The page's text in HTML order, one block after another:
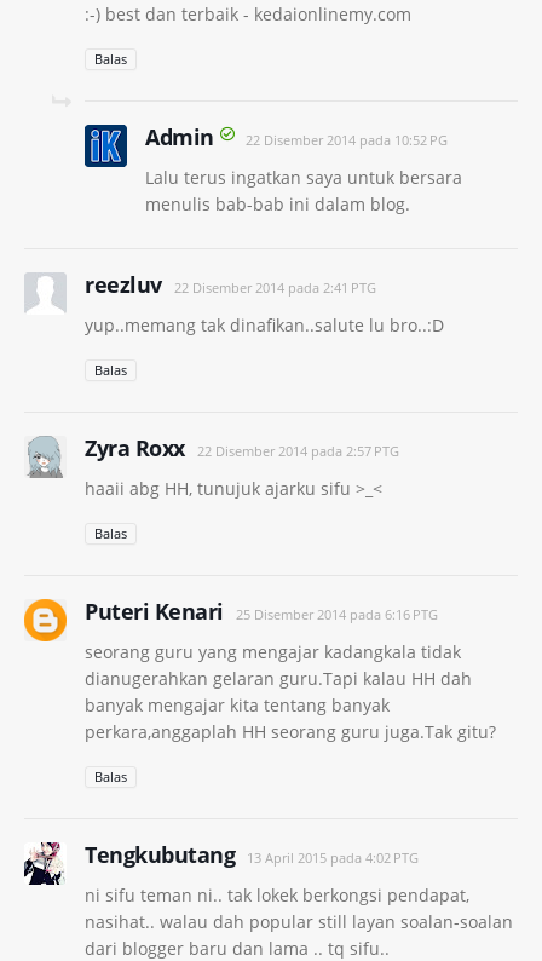
:-) best dan terbaik - kedaionlinemy.com
Balas
Admin 22 Disember 2014 pada 10:52 PG
Lalu terus ingatkan saya untuk bersara
menulis bab-bab ini dalam blog.
reezluv 22 Disember 2014 pada 2:41 PTG
yup..memang tak dinafikan..salute lu bro..:D
Balas
Zyra Roxx 22 Disember 2014 pada 2:57 PTG
haaii abg HH, tunujuk ajarku sifu >_<
Balas
Puteri Kenari 25 Disember 2014 pada 6:16 PTG
seorang guru yang mengajar kadangkala tidak
dianugerahkan gelaran guru.Tapi kalau HH dah
banyak mengajar kita tentang banyak
perkara,anggaplah HH seorang guru juga.Tak gitu?
Balas
Tengkubutang 13 April 2015 pada 4:02 PTG
ni sifu teman ni.. tak lokek berkongsi pendapat,
nasihat.. walau dah popular still layan soalan-soalan
dari blogger baru dan lama .. tq sifu..